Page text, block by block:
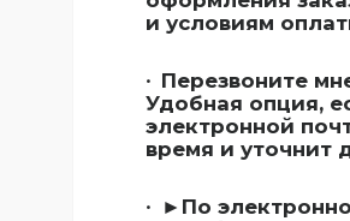
и условиям
Перезвоните
Удобная опция,
электронной
время и уточнит
►По